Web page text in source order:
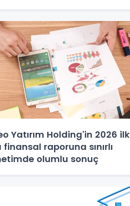
Yatırım Holding'in 2026 ilk
finansal raporuna sınırlı
olumlu sonuç